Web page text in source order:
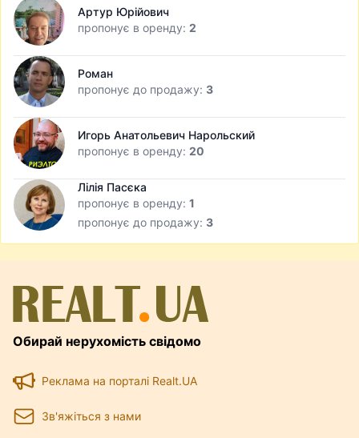
Артур Юрійович
пропонує в оренду: 2
Роман
пропонує до продажу: 3
Игорь Анатольевич Нарольский
пропонує в оренду: 20
Лілія Пасєка
пропонує в оренду: 1
пропонує до продажу: 3
Обирай нерухомість свідомо
Реклама на порталі Realt.UA
Зв'яжіться з нами